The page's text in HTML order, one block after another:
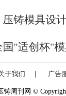
铸模具设
"适创杯"
于我们 广告
铸周刊网 ©